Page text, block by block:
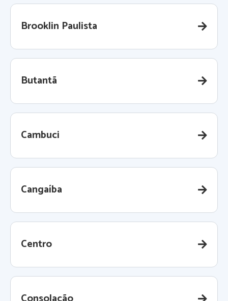
Brooklin Paulista
Butantã
Cambuci
Cangaíba
Centro